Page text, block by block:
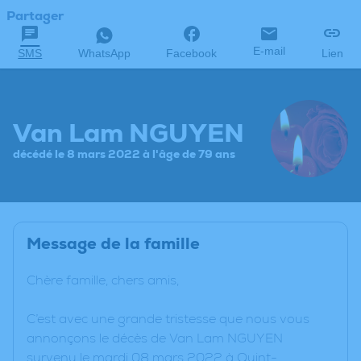
Partager
SMS WhatsApp Facebook E-mail Lien
Van Lam NGUYEN
décédé le 8 mars 2022 à l'âge de 79 ans
Message de la famille
Chère famille, chers amis,
C’est avec une grande tristesse que nous vous
annonçons le décès de Van Lam NGUYEN
survenu le mardi 08 mars 2022 à Quint-